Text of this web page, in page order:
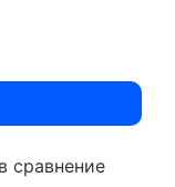
сравнение